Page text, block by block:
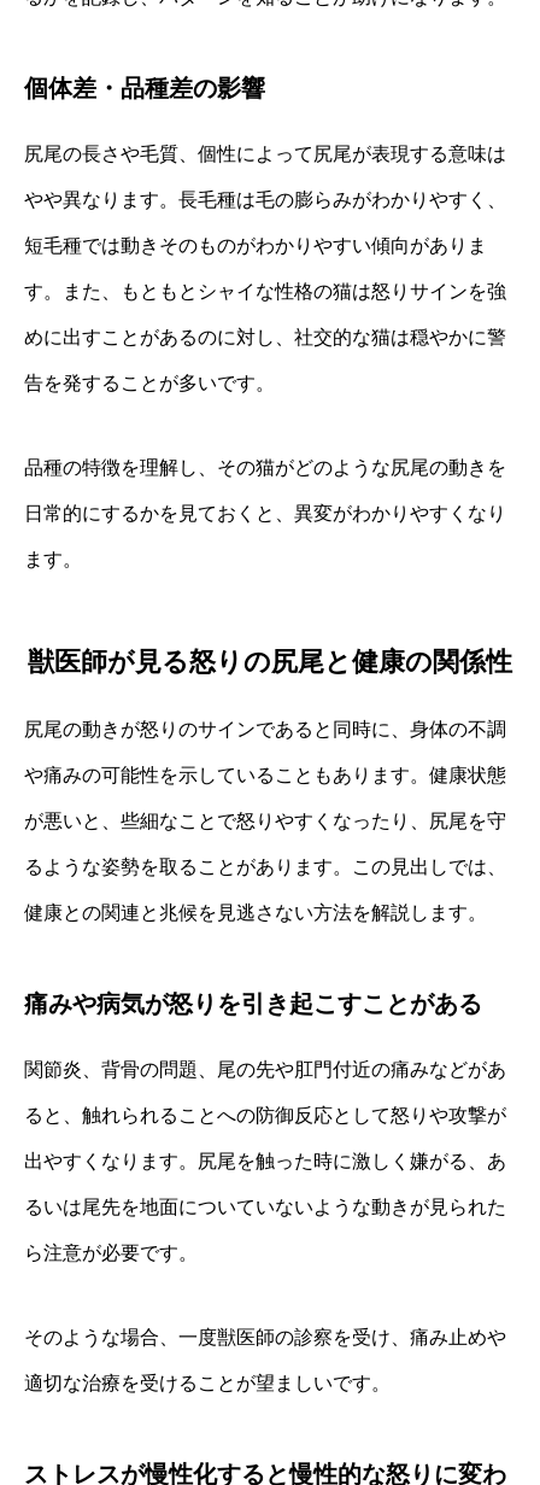
個体差・品種差の影響
尻尾の長さや毛質、個性によって尻尾が表現する意味は
やや異なります。長毛種は毛の膨らみがわかりやすく、
短毛種では動きそのものがわかりやすい傾向がありま
す。また、もともとシャイな性格の猫は怒りサインを強
めに出すことがあるのに対し、社交的な猫は穏やかに警
告を発することが多いです。
品種の特徴を理解し、その猫がどのような尻尾の動きを
日常的にするかを見ておくと、異変がわかりやすくなり
ます。
獣医師が見る怒りの尻尾と健康の関係性
尻尾の動きが怒りのサインであると同時に、身体の不調
や痛みの可能性を示していることもあります。健康状態
が悪いと、些細なことで怒りやすくなったり、尻尾を守
るような姿勢を取ることがあります。この見出しでは、
健康との関連と兆候を見逃さない方法を解説します。
痛みや病気が怒りを引き起こすことがある
関節炎、背骨の問題、尾の先や肛門付近の痛みなどがあ
ると、触れられることへの防御反応として怒りや攻撃が
出やすくなります。尻尾を触った時に激しく嫌がる、あ
るいは尾先を地面についていないような動きが見られた
ら注意が必要です。
そのような場合、一度獣医師の診察を受け、痛み止めや
適切な治療を受けることが望ましいです。
ストレスが慢性化すると慢性的な怒りに変わ